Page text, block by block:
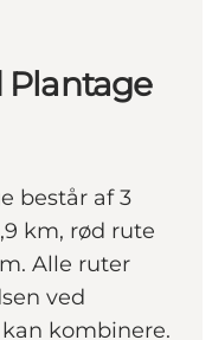
Plantage
består af 3
km, rød rute
Alle ruter
ved
kombinere.